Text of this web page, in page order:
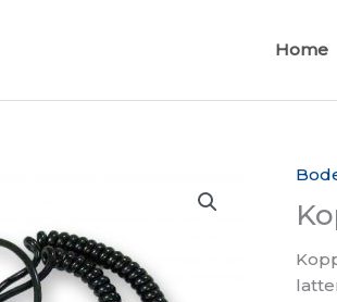
Home